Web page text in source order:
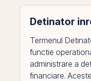
Detinator
Termenul
functie
administrare a
financiare.